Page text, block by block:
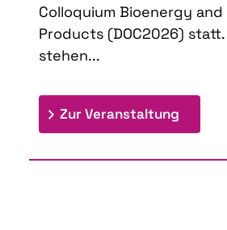
Colloquium Bioenergy and
Products (DOC2026) statt.
stehen...
Zur Veranstaltung